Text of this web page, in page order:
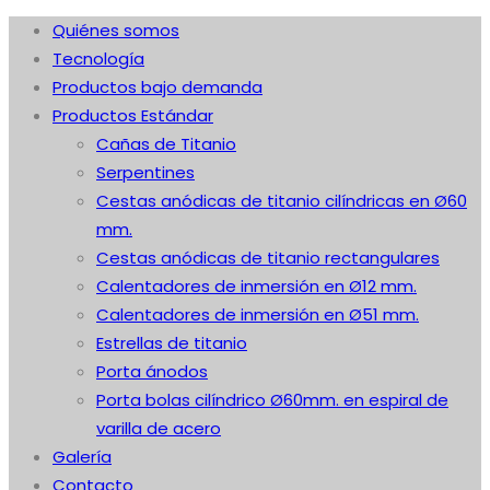
Quiénes somos
Tecnología
Productos bajo demanda
Productos Estándar
Cañas de Titanio
Serpentines
Cestas anódicas de titanio cilíndricas en Ø60
mm.
Cestas anódicas de titanio rectangulares
Calentadores de inmersión en Ø12 mm.
Calentadores de inmersión en Ø51 mm.
Estrellas de titanio
Porta ánodos
Porta bolas cilíndrico Ø60mm. en espiral de
varilla de acero
Galería
Contacto